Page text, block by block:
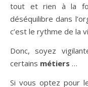
tout et rien à la
déséquilibre dans
c’est le rythme de la
Donc, soyez
certains métiers …
Si vous optez pour